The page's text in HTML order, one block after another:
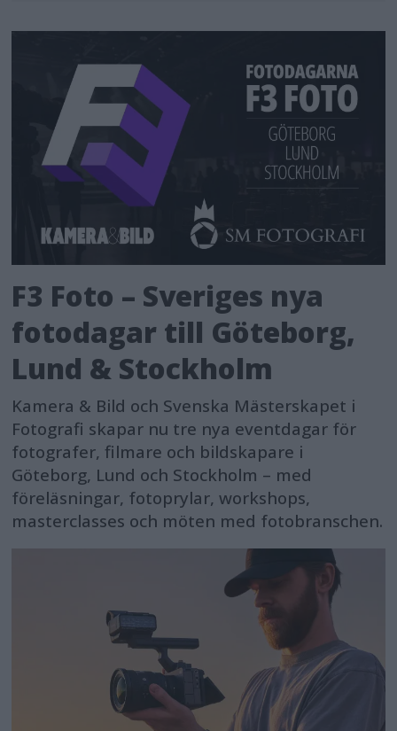
F3 Foto – Sveriges nya
fotodagar till Göteborg,
Lund & Stockholm
Kamera & Bild och Svenska Mästerskapet i
Fotografi skapar nu tre nya eventdagar för
fotografer, filmare och bildskapare i
Göteborg, Lund och Stockholm – med
föreläsningar, fotoprylar, workshops,
masterclasses och möten med fotobranschen.